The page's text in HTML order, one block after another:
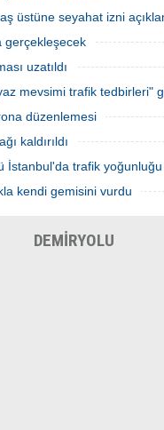
üstüne seyahat izni
gerçekleşecek
uzatıldı
mevsimi trafik tedbirleri"
düzenlemesi
kaldırıldı
İstanbul'da trafik yoğunluğu
kendi gemisini vurdu
DEMİRYOLU